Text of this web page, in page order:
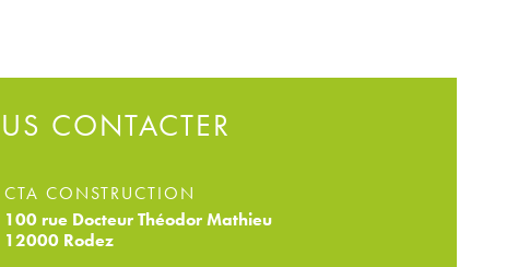
CONTACTER
CTA CONSTRUCTION
100 rue Docteur Théodor Mathieu
12000 Rodez